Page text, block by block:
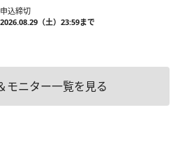
申込締切
2026.08.29（土）23:59まで
モニター一覧を見る